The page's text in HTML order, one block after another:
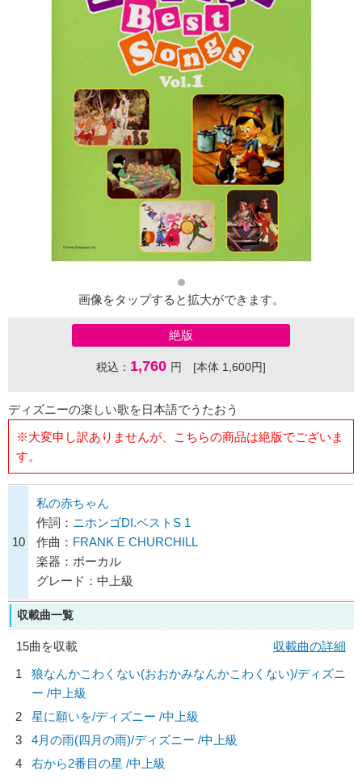
画像をタップすると拡大ができます。
絶版
税込： 1,760 円 [本体 1,600円]
ディズニーの楽しい歌を日本語でうたおう
※大変申し訳ありませんが、こちらの商品は絶版でございま
す。
10
私の赤ちゃん
作詞： ニホンゴDI.ベストS 1
作曲： FRANK E CHURCHILL
楽器：ボーカル
グレード：中上級
収載曲一覧
15曲を収載
収載曲の詳細
1
狼なんかこわくない(おおかみなんかこわくない)/ディズニ
ー /中上級
2
星に願いを/ディズニー /中上級
3
4月の雨(四月の雨)/ディズニー /中上級
4
右から2番目の星 /中上級